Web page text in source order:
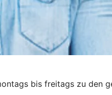
bis freitags zu den